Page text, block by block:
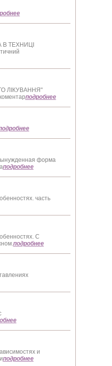
В ТЕХНИЦІ
ЛІКУВАННЯ"
подробнее
форма
подробнее
часть
С
подробнее
и
подробнее